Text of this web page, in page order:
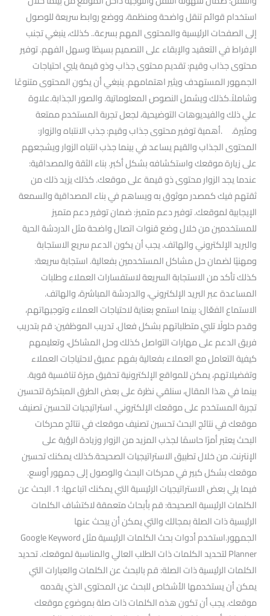
استخدام قوائم تنقل واضحة ومنظمة، ووضع روابط سريعة للوصول
إلى الصفحات الرئيسية والمحتوى المهم بسرعة.. كذلك، ينبغي تجنب
الإفراط في التعقيد والإبقاء على التصميم بسيطًا وسهل الفهم. توفير
محتوى جذاب وقيم: تقديم محتوى جذاب وذو قيمة يلبي احتياجات
الجمهور المستهدف ويثير اهتمامهم. ينبغي أن يكون المحتوى متنوعًا
وشاملاً.كذلك ويشمل النصوص المعلوماتية. والصور الجذابة.علاوة
علي ذلك والفيديوهات التوضيحية، لجعل تجربة المستخدم ممتعة
ومثيرة. .أهمية توفير محتوى جذاب وقيم: جذب الانتباه والزوار:
المحتوى الجذاب والقيم يساعد في بينما جذب انتباه الزوار ويشجعهم
على زيارة موقعك واستكشافه بشكل أكبر. بناء الثقة والمصداقية:
عندما يجد الزوار محتوى ذو قيمة على موقعك. كذلك يزيد ذلك من
ثقتهم فيك كمصدر موثوق به ويساهم في بناء المصداقية والسمعة
الإيجابية لموقعك. توفير دعم متميز: ضمان توفير دعم متميز
للمستخدمين من خلال وضع قنوات اتصال واضحة مثل الدردشة الحية
والبريد الإلكتروني والهاتف. يجب أن يكون الدعم سريع الاستجابة
ومهنيًا لضمان حل مشاكل المستخدمين بفعالية. استجابة سريعة:
كذلك تأكد من الاستجابة السريعة لاستفسارات العملاء وطلبات
المساعدة عبر البريد الإلكتروني، والدردشة المباشرة، والهاتف.
الاستماع الفعّال: بينما استمع بعناية لاحتياجات العملاء وتوجيهاتهم،
وقدم حلولًا تلبي متطلباتهم بشكل فعال. تدريب الموظفين: قم بتدريب
فريق الدعم على مهارات التواصل كذلك وحل المشاكل، وتعليمهم
كيفية التعامل مع العملاء بفعالية بفهم عميق لاحتياجات العملاء
وتفضيلاتهم، يمكن للمواقع الإلكترونية تحقيق ميزة تنافسية قوية.
بينما في هذا المقال، سنلقي نظرة على بعض الطرق المبتكرة لتحسين
تجربة المستخدم على موقعك الإلكتروني. استراتيجيات لتحسين تصنيف
موقعك في نتائج البحث تحسين تصنيف موقعك في نتائج محركات
البحث يعتبر أمرًا حاسمًا لجذب المزيد من الزوار وزيادة الرؤية على
الإنترنت. من خلال تطبيق الاستراتيجيات الصحيحة.كذلك يمكنك تحسين
موقعك بشكل كبير في محركات البحث والوصول إلى جمهور أوسع.
فيما يلي بعض الاستراتيجيات الرئيسية التي يمكنك اتباعها: 1. البحث عن
الكلمات الرئيسية الصحيحة: قم بأبحاث متعمقة لاكتشاف الكلمات
الرئيسية ذات الصلة بمجالك والتي يمكن أن يبحث عنها
الجمهور.استخدم أدوات بحث الكلمات الرئيسية مثل Google Keyword
Planner لتحديد الكلمات ذات الطلب العالي والمناسبة لموقعك. تحديد
الكلمات الرئيسية ذات الصلة: قم بالبحث عن الكلمات والعبارات التي
يمكن أن يستخدمها الأشخاص للبحث عن المحتوى الذي يقدمه
موقعك. يجب أن تكون هذه الكلمات ذات صلة بموضوع موقعك